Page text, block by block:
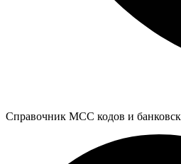
Справочник MCC кодов и